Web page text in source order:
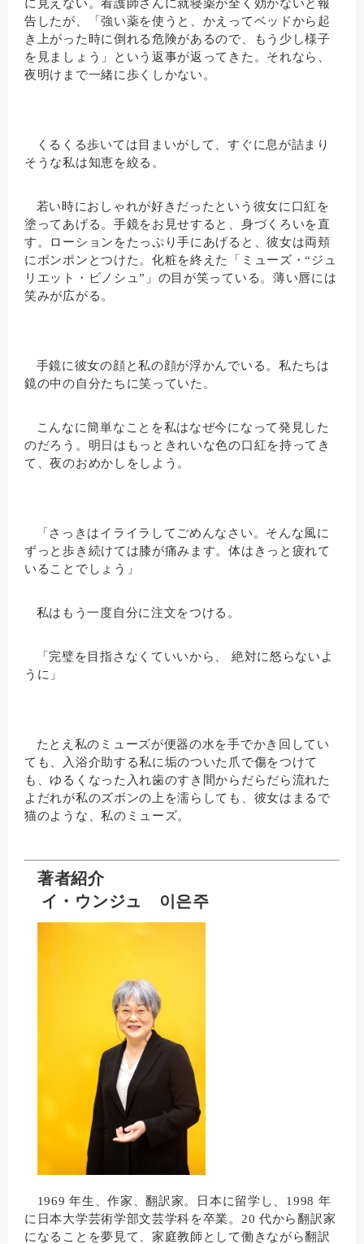
に見えない。看護師さんに就寝薬が全く効かないと報
告したが、「強い薬を使うと、かえってベッドから起
き上がった時に倒れる危険があるので、もう少し様子
を見ましょう」という返事が返ってきた。それなら、
夜明けまで一緒に歩くしかない。
くるくる歩いては目まいがして、すぐに息が詰まり
そうな私は知恵を絞る。
若い時におしゃれが好きだったという彼女に口紅を
塗ってあげる。手鏡をお見せすると、身づくろいを直
す。ローションをたっぷり手にあげると、彼女は両頬
にポンポンとつけた。化粧を終えた「ミューズ・“ジュ
リエット・ビノシュ”」の目が笑っている。薄い唇には
笑みが広がる。
手鏡に彼女の顔と私の顔が浮かんでいる。私たちは
鏡の中の自分たちに笑っていた。
こんなに簡単なことを私はなぜ今になって発見した
のだろう。明日はもっときれいな色の口紅を持ってき
て、夜のおめかしをしよう。
「さっきはイライラしてごめんなさい。そんな風に
ずっと歩き続けては膝が痛みます。体はきっと疲れて
いることでしょう」
私はもう一度自分に注文をつける。
「完璧を目指さなくていいから、 絶対に怒らないよ
うに」
たとえ私のミューズが便器の水を手でかき回してい
ても、入浴介助する私に垢のついた爪で傷をつけて
も、ゆるくなった入れ歯のすき間からだらだら流れた
よだれが私のズボンの上を濡らしても、彼女はまるで
猫のような、私のミューズ。
著者紹介
イ・ウンジュ
이은주
1969 年生、作家、翻訳家。日本に留学し、1998 年
に日本大学芸術学部文芸学科を卒業。20 代から翻訳家
になることを夢見て、家庭教師として働きながら翻訳